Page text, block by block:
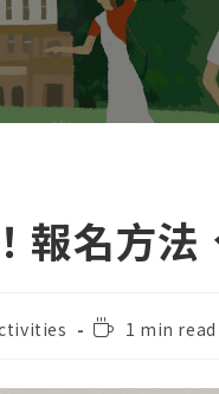
報名方
Reading1 min read